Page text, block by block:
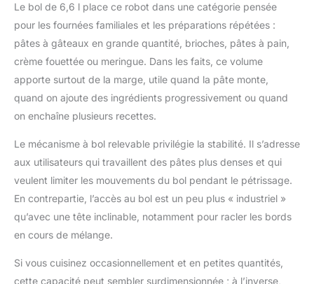
après des années
d'utilisation intensive.
11 vitesses avec
démarrage progressif
– puissance et contrôle
à chaque recette, le
moteur se protège et
automatiquement en
cas de surchauffe.
Action planétaire avec
67 points de contact –
mélange homogène et
complet à chaque
blancs en neige
jusqu'aux pâtes
Le bol de 6,6 l place ce robot dans une catégorie pensée
pour les fournées familiales et les préparations répétées :
pâtes à gâteaux en grande quantité, brioches, pâtes à pain,
crème fouettée ou meringue. Dans les faits, ce volume
apporte surtout de la marge, utile quand la pâte monte,
quand on ajoute des ingrédients progressivement ou quand
on enchaîne plusieurs recettes.
Le mécanisme à bol relevable privilégie la stabilité. Il s’adresse
aux utilisateurs qui travaillent des pâtes plus denses et qui
veulent limiter les mouvements du bol pendant le pétrissage.
En contrepartie, l’accès au bol est un peu plus « industriel »
qu’avec une tête inclinable, notamment pour racler les bords
en cours de mélange.
Si vous cuisinez occasionnellement et en petites quantités,
cette capacité peut sembler surdimensionnée ; à l’inverse,